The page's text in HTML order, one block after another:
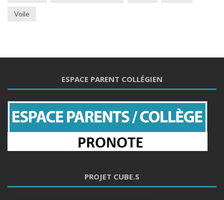
Voile
ESPACE PARENT COLLÉGIEN
PROJET CUBE.S